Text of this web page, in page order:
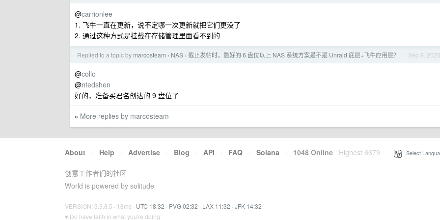
@carrionlee
1. 飞牛一直在更新，说不定哪一次更新就把它们更没了
2. 通过这种方式是挂载在存储管理里面看不到的
Sep 8, 2025
Replied to a topic by marcosteam › NAS › 截止发帖时，最好的 6 盘位以上 NAS 系统方案是不是 Unraid 底层+飞牛应用层？
@collo
@ntedshen
好的，准备买君名创达的 9 盘位了
» More replies by marcosteam
About · Help · Advertise · Blog · API · FAQ · Solana · 1048 Online Highest 6679 Select
创意工作者们的社区
World is powered by solitude
VERSION: 3.9.8.5 · 18ms · UTC 18:32 · PVG 02:32 · LAX 11:32 · JFK 14:32
♥ Do have faith in what you're doing.